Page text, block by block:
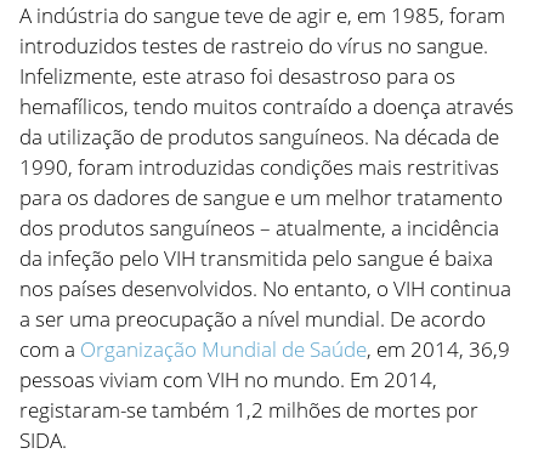
A indústria do sangue teve de agir e, em 1985, foram
introduzidos testes de rastreio do vírus no sangue.
Infelizmente, este atraso foi desastroso para os
hemafílicos, tendo muitos contraído a doença através
da utilização de produtos sanguíneos. Na década de
1990, foram introduzidas condições mais restritivas
para os dadores de sangue e um melhor tratamento
dos produtos sanguíneos – atualmente, a incidência
da infeção pelo VIH transmitida pelo sangue é baixa
nos países desenvolvidos. No entanto, o VIH continua
a ser uma preocupação a nível mundial. De acordo
com a Organização Mundial de Saúde, em 2014, 36,9
pessoas viviam com VIH no mundo. Em 2014,
registaram-se também 1,2 milhões de mortes por
SIDA.